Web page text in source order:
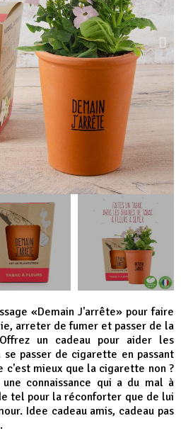
«Demain J'arrête» pour faire
arreter de fumer et passer de la
un cadeau pour aider les
se passer de cigarette en passant
c'est mieux que la cigarette non ?
connaissance qui a du mal à
tel pour la réconforter que de lui
Idee cadeau amis, cadeau pas